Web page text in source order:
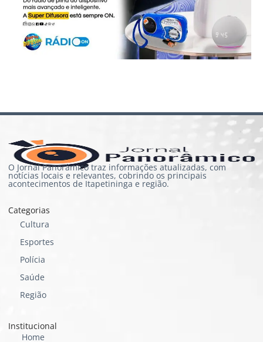
O Jornal Panorâmico traz informações atualizadas, com
notícias locais e relevantes, cobrindo os principais
acontecimentos de Itapetininga e região.
Categorias
Cultura
Esportes
Polícia
Saúde
Região
Institucional
Home